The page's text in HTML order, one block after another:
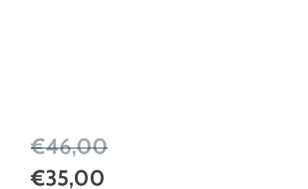
€46,00
€35,00